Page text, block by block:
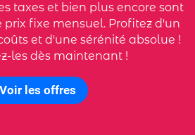
taxes et bien plus encore sont
fixe mensuel. Profitez d'un
et d'une sérénité absolue !
les dès maintenant !
Voir les offres